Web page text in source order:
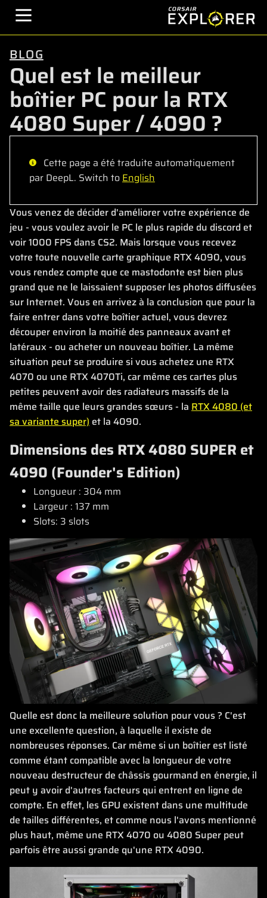
BLOG
Quel est le meilleur
boîtier PC pour la RTX
4080 Super / 4090 ?
Cette page a été traduite automatiquement
par DeepL. Switch toEnglish
Vous venez de décider d'améliorer votre expérience de
jeu - vous voulez avoir le PC le plus rapide du discord et
voir 1000 FPS dans CS2. Mais lorsque vous recevez
votre toute nouvelle carte graphique RTX 4090, vous
vous rendez compte que ce mastodonte est bien plus
grand que ne le laissaient supposer les photos diffusées
sur Internet. Vous en arrivez à la conclusion que pour la
faire entrer dans votre boîtier actuel, vous devrez
découper environ la moitié des panneaux avant et
latéraux - ou acheter un nouveau boîtier. La même
situation peut se produire si vous achetez une RTX
4070 ou une RTX 4070Ti, car même ces cartes plus
petites peuvent avoir des radiateurs massifs de la
même taille que leurs grandes sœurs - la RTX 4080 (et
sa variante super) et la 4090.
Dimensions des RTX 4080 SUPER et
4090 (Founder's Edition)
Longueur : 304 mm
Largeur : 137 mm
Slots: 3 slots
Quelle est donc la meilleure solution pour vous ? C'est
une excellente question, à laquelle il existe de
nombreuses réponses. Car même si un boîtier est listé
comme étant compatible avec la longueur de votre
nouveau destructeur de châssis gourmand en énergie, il
peut y avoir d'autres facteurs qui entrent en ligne de
compte. En effet, les GPU existent dans une multitude
de tailles différentes, et comme nous l'avons mentionné
plus haut, même une RTX 4070 ou 4080 Super peut
parfois être aussi grande qu'une RTX 4090.